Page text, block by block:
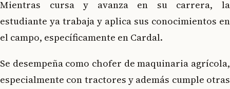
Mientras cursa y avanza en su carrera, la
estudiante ya trabaja y aplica sus conocimientos en
el campo, específicamente en Cardal.
Se desempeña como chofer de maquinaria agrícola,
especialmente con tractores y además cumple otras